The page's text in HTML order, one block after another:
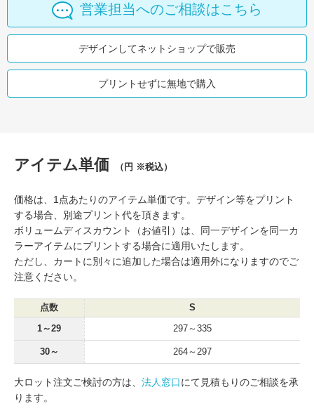
営業担当へのご相談はこちら
デザインしてネットショップで販売
プリントせずに無地で購入
アイテム単価 （円 ※税込）
価格は、1点あたりのアイテム単価です。デザイン等をプリント
する場合、別途プリント代を頂きます。
ボリュームディスカウント（お値引）は、同一デザインを同一カ
ラーアイテムにプリントする場合に適用いたします。
ただし、カートに別々に追加した場合は適用外になりますのでご
注意ください。
点数 S
1～29 297～335
30～ 264～297
大ロット注文ご検討の方は、 法人窓口にて見積もりのご相談を承
ります。